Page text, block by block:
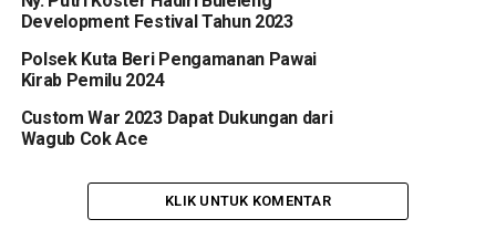
Development Festival Tahun 2023
Polsek Kuta Beri Pengamanan Pawai
Kirab Pemilu 2024
Custom War 2023 Dapat Dukungan dari
Wagub Cok Ace
KLIK UNTUK KOMENTAR